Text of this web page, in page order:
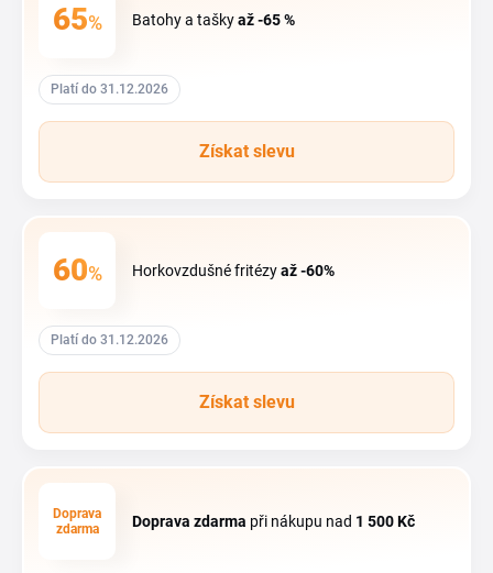
65% Batohy a taškyaž -65 %
Platí do 31.12.2026
Získat slevu
60% Horkovzdušné fritézyaž -60%
Platí do 31.12.2026
Získat slevu
Doprava
zdarma
Doprava zdarma při nákupu nad 1 500 Kč